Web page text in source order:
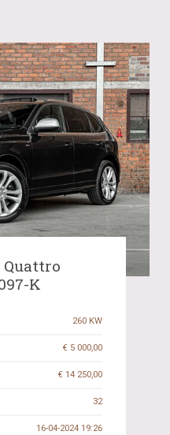
Quattro
K
260 KW
€ 5 000,00
€ 14 250,00
32
16-04-2024 19:26